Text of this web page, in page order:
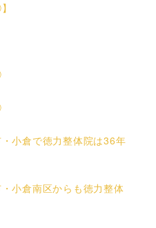
小倉で徳力整体院は36年
小倉南区からも徳力整体